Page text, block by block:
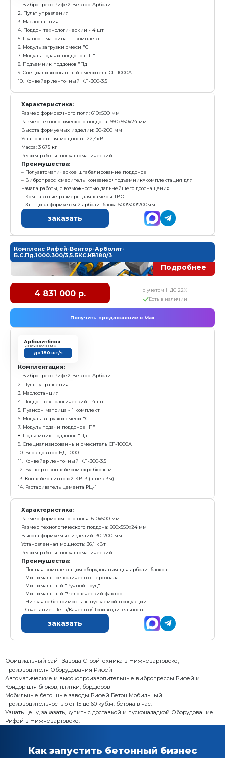
Характеристика:
Размер формовочного поля: 610х500 мм
Размер технологического поддона: 660х550х24 мм
Высота формуемых изделий: 30-200 мм
Установленная мощность: 22,4 кВт
Масса: 3 052 кг
Режим работы: механизированный
Преимущества:
Самая бюджетная механизированная линия
За 1 цикл формуется 2 арболитблока
Полуавтоматическая подача поддонов в пресс
Вибропресс+смеситель+конвейер=минимальная
начала работы, с возможностью дальнейшего
заказать
Линия Рифей-Вектор-Арболит-СП-3,5-
2 667 000 р.
Получить предложение в
Арболитблок
500х300х200 мм
Комплектация:
1. Вибропресс Рифей Вектор-Арболит
2. Пульт управления
3. Маслостанция
4. Поддон технологический - 4 шт
5. Пуансон матрица арболитблок 500*300*200
6. Модуль загрузки смеси "С"
7. Модуль подачи поддонов "П"
8. Специализированный смеситель СГ-1000А
9. Конвейер ленточный КЛ-300-3,5
Характеристика:
Размер формовочного поля: 610х500 мм
Размер технологического поддона: 660х550х24 мм
Высота формуемых изделий: 30-200 мм
Установленная мощность: 22,4кВт
Масса: 3 510 кг
Режим работы: полуавтоматический
Вибропресс+смеситель+конвейер=минимальная
начала работы, с возможностью дальнейшего
За 1 цикл формуется 2 арболитблока
Сочетание: Цена/Качество/Производительность
заказать